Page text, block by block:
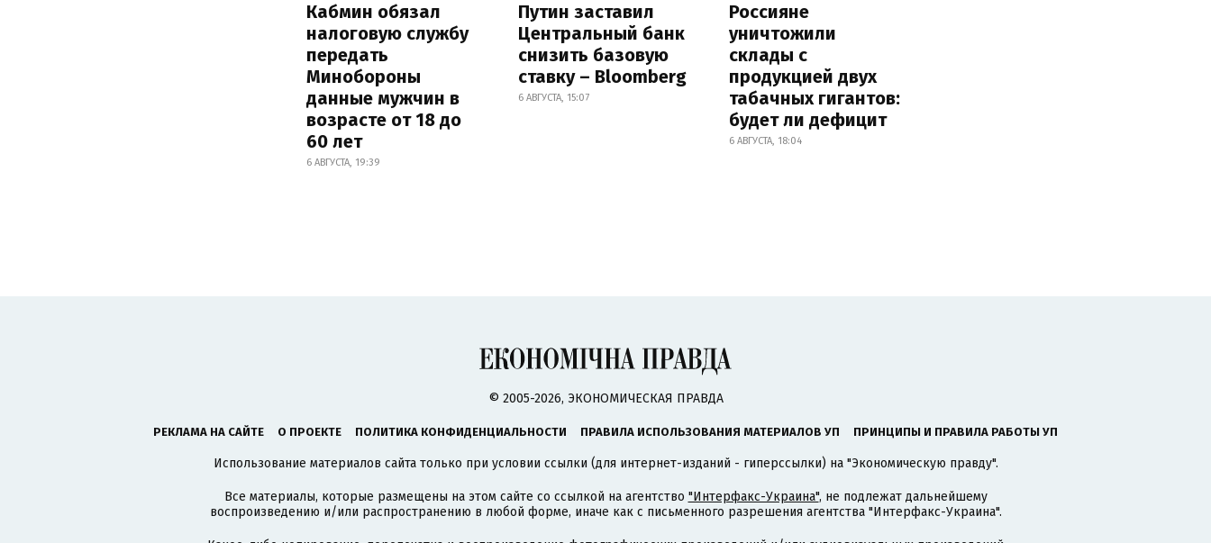
Кабмин обязал
налоговую службу
передать
Минобороны
данные мужчин в
возрасте от 18 до
60 лет
6 АВГУСТА, 19:39
Путин заставил
Центральный банк
снизить базовую
ставку – Bloomberg
6 АВГУСТА, 15:07
Россияне
уничтожили
склады с
продукцией двух
табачных гигантов:
будет ли дефицит
6 АВГУСТА, 18:04
© 2005-2026, ЭКОНОМИЧЕСКАЯ ПРАВДА
РЕКЛАМА НА САЙТЕ О ПРОЕКТЕ ПОЛИТИКА КОНФИДЕНЦИАЛЬНОСТИ ПРАВИЛА ИСПОЛЬЗОВАНИЯ МАТЕРИАЛОВ УП ПРИНЦИПЫ И ПРАВИЛА РАБОТЫ УП
Использование материалов сайта только при условии ссылки (для интернет-изданий - гиперссылки) на "Экономическую правду".
Все материалы, которые размещены на этом сайте со ссылкой на агентство "Интерфакс-Украина", не подлежат дальнейшему
воспроизведению и/или распространению в любой форме, иначе как с письменного разрешения агентства "Интерфакс-Украина".